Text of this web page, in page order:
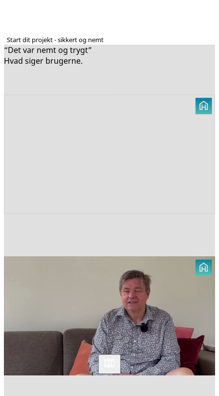
Start dit projekt - sikkert og nemt
“Det var nemt og trygt”
Hvad siger brugerne.